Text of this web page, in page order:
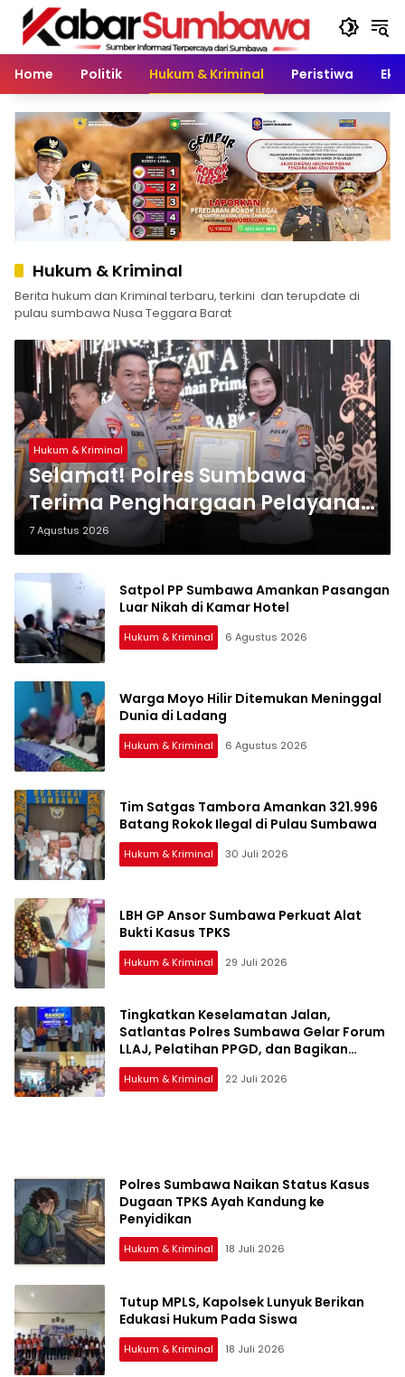
Langsung
konten
Home
Politik Hukum & Kriminal Peristiwa
Hukum & Kriminal
Berita hukum dan Kriminal terbaru, terkini dan terupdate di
pulau sumbawa Nusa Teggara Barat
Hukum & Kriminal
Selamat! Polres Sumbawa
Terima Penghargaan Pelayanan
Prima dari Kapolri
7 Agustus 2026
Satpol PP Sumbawa Amankan Pasangan
Luar Nikah di Kamar Hotel
Hukum & Kriminal 6 Agustus 2026
Warga Moyo Hilir Ditemukan Meninggal
Dunia di Ladang
Hukum & Kriminal 6 Agustus 2026
Tim Satgas Tambora Amankan 321.996
Batang Rokok Ilegal di Pulau Sumbawa
Hukum & Kriminal 30 Juli 2026
LBH GP Ansor Sumbawa Perkuat Alat
Bukti Kasus TPKS
Hukum & Kriminal 29 Juli 2026
Tingkatkan Keselamatan Jalan,
Satlantas Polres Sumbawa Gelar Forum
LLAJ, Pelatihan PPGD, dan Bagikan
Bansos
Hukum & Kriminal 22 Juli 2026
Polres Sumbawa Naikan Status Kasus
Dugaan TPKS Ayah Kandung ke
Penyidikan
Hukum & Kriminal 18 Juli 2026
Tutup MPLS, Kapolsek Lunyuk Berikan
Edukasi Hukum Pada Siswa
Hukum & Kriminal 18 Juli 2026